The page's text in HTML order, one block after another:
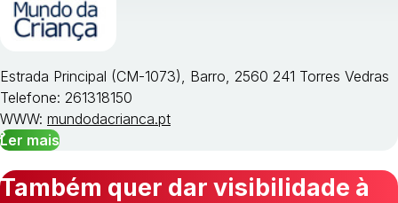
Estrada Principal (CM-1073), Barro, 2560 241 Torres Vedras
Telefone: 261318150
WWW: mundodacrianca.pt
Ler mais
Também quer dar visibilidade à